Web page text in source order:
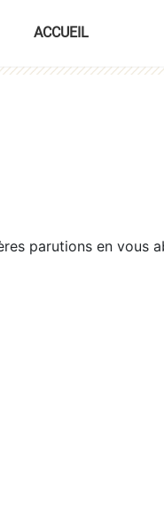
ACCUEIL
parutions en vous